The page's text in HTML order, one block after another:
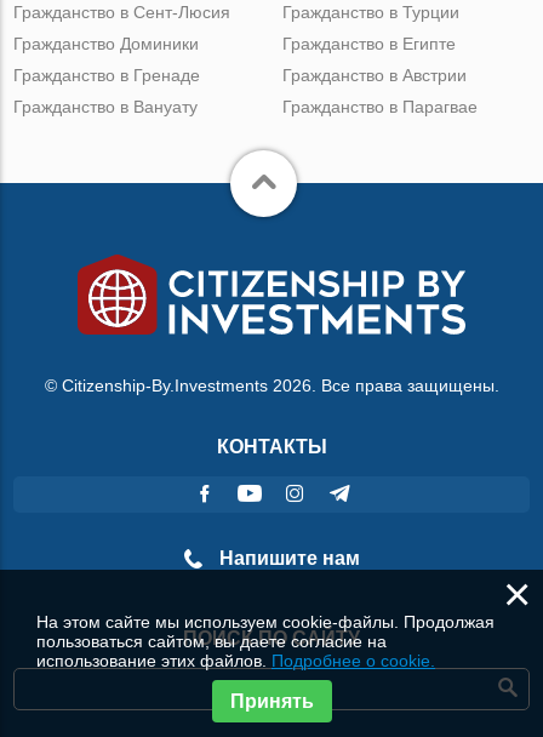
Гражданство в Сент-Люсия
Гражданство Доминики
Гражданство в Гренаде
Гражданство в Вануату
Гражданство в Турции
Гражданство в Египте
Гражданство в Австрии
Гражданство в Парагвае
© Citizenship-By.Investments 2026. Все права защищены.
КОНТАКТЫ
Напишите нам
ПОИСК ПО САЙТУ
×
На этом сайте мы используем cookie-файлы. Продолжая
пользоваться сайтом, вы даете согласие на
использование этих файлов. Подробнее о cookie.
Принять